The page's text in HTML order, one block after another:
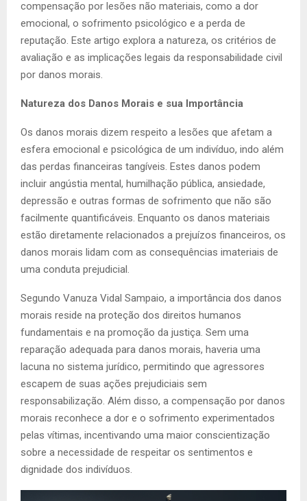
compensação por lesões não materiais, como a dor
emocional, o sofrimento psicológico e a perda de
reputação. Este artigo explora a natureza, os critérios de
avaliação e as implicações legais da responsabilidade civil
por danos morais.
Natureza dos Danos Morais e sua Importância
Os danos morais dizem respeito a lesões que afetam a
esfera emocional e psicológica de um indivíduo, indo além
das perdas financeiras tangíveis. Estes danos podem
incluir angústia mental, humilhação pública, ansiedade,
depressão e outras formas de sofrimento que não são
facilmente quantificáveis. Enquanto os danos materiais
estão diretamente relacionados a prejuízos financeiros, os
danos morais lidam com as consequências imateriais de
uma conduta prejudicial.
Segundo Vanuza Vidal Sampaio, a importância dos danos
morais reside na proteção dos direitos humanos
fundamentais e na promoção da justiça. Sem uma
reparação adequada para danos morais, haveria uma
lacuna no sistema jurídico, permitindo que agressores
escapem de suas ações prejudiciais sem
responsabilização. Além disso, a compensação por danos
morais reconhece a dor e o sofrimento experimentados
pelas vítimas, incentivando uma maior conscientização
sobre a necessidade de respeitar os sentimentos e
dignidade dos indivíduos.